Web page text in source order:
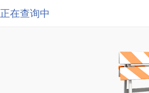
正在查询中